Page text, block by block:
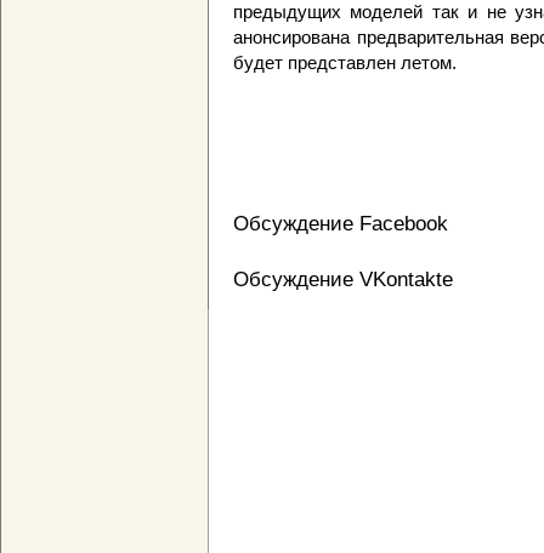
предыдущих моделей так и не
анонсирована предварительная
будет представлен летом.
Обсуждение Facebook
Обсуждение VKontakte